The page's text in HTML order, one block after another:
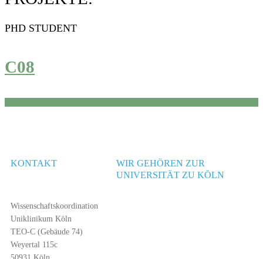
PHD STUDENT
C08
KONTAKT
Wissenschaftskoordination
Uniklinikum Köln
TEO-C (Gebäude 74)
Weyertal 115c
50931 Köln
WIR GEHÖREN ZUR
UNIVERSITÄT ZU KÖLN